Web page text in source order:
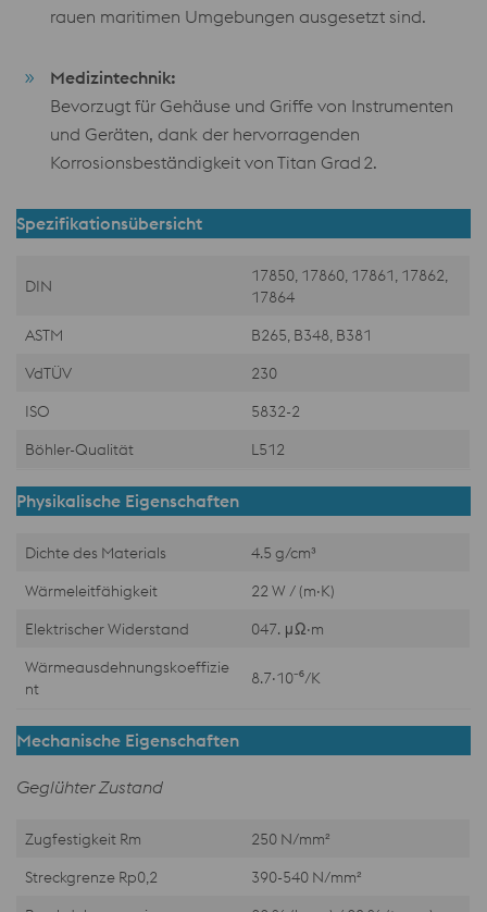
rauen maritimen Umgebungen ausgesetzt sind.
Medizintechnik:
Bevorzugt für Gehäuse und Griffe von Instrumenten
und Geräten, dank der hervorragenden
Korrosionsbeständigkeit von Titan Grad 2.
Spezifikationsübersicht
DIN
17850, 17860, 17861, 17862,
17864
ASTM
B265, B348, B381
VdTÜV
230
ISO
5832-2
Böhler-Qualität
L512
Physikalische Eigenschaften
Dichte des Materials
4.5 g/cm³
Wärmeleitfähigkeit
22 W / (m·K)
Elektrischer Widerstand
047. μΩ·m
Wärmeausdehnungskoeffizie
nt
8.7·10⁻⁶/K
Mechanische Eigenschaften
Geglühter Zustand
Zugfestigkeit Rm
250 N/mm²
Streckgrenze Rp0,2
390-540 N/mm²